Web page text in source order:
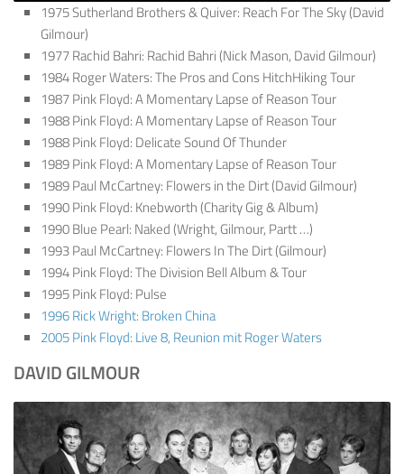
1975 Sutherland Brothers & Quiver: Reach For The Sky (David
Gilmour)
1977 Rachid Bahri: Rachid Bahri (Nick Mason, David Gilmour)
1984 Roger Waters: The Pros and Cons HitchHiking Tour
1987 Pink Floyd: A Momentary Lapse of Reason Tour
1988 Pink Floyd: A Momentary Lapse of Reason Tour
1988 Pink Floyd: Delicate Sound Of Thunder
1989 Pink Floyd: A Momentary Lapse of Reason Tour
1989 Paul McCartney: Flowers in the Dirt (David Gilmour)
1990 Pink Floyd: Knebworth (Charity Gig & Album)
1990 Blue Pearl: Naked (Wright, Gilmour, Partt …)
1993 Paul McCartney: Flowers In The Dirt (Gilmour)
1994 Pink Floyd: The Division Bell Album & Tour
1995 Pink Floyd: Pulse
1996 Rick Wright: Broken China
2005 Pink Floyd: Live 8, Reunion mit Roger Waters
DAVID GILMOUR